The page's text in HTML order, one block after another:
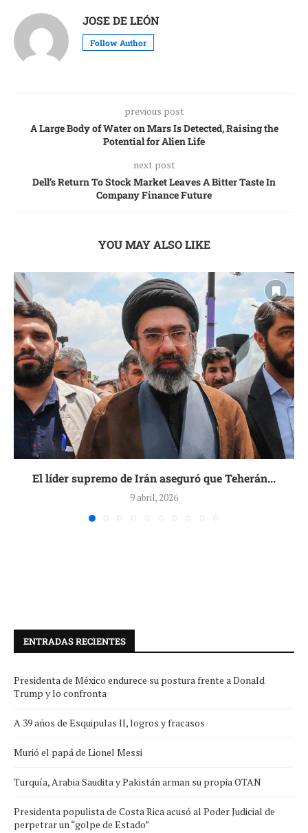
JOSE DE LEÓN
Follow Author
previous post
A Large Body of Water on Mars Is Detected, Raising the
Potential for Alien Life
next post
Dell’s Return To Stock Market Leaves A Bitter Taste In
Company Finance Future
YOU MAY ALSO LIKE
El líder supremo de Irán aseguró que Teherán...
9 abril, 2026
ENTRADAS RECIENTES
Presidenta de México endurece su postura frente a Donald
Trump y lo confronta
A 39 años de Esquipulas II, logros y fracasos
Murió el papá de Lionel Messi
Turquía, Arabia Saudita y Pakistán arman su propia OTAN
Presidenta populista de Costa Rica acusó al Poder Judicial de
perpetrar un “golpe de Estado”